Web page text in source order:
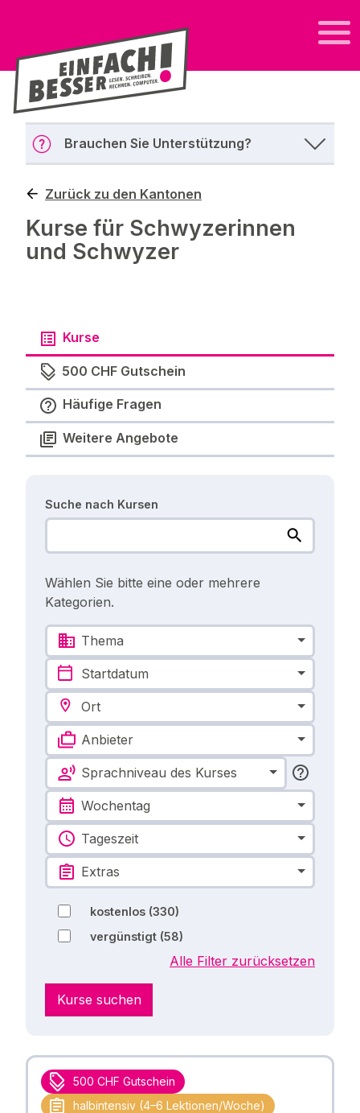
Brauchen Sie Unterstützung?
Zurück zu den Kantonen
Kurse für Schwyzerinnen
und Schwyzer
Kurse
500 CHF Gutschein
Häufige Fragen
Weitere Angebote
Suche nach Kursen
Wählen Sie bitte eine oder mehrere
Kategorien.
Thema
Startdatum
Ort
Anbieter
Sprachniveau des Kurses
Wochentag
Tageszeit
Extras
kostenlos (330)
vergünstigt (58)
Alle Filter zurücksetzen
Kurse suchen
500 CHF Gutschein
halbintensiv (4–6 Lektionen/Woche)